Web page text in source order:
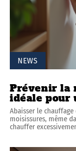
NEWS
Prévenir la
idéale pour
Abaisser le
moisissures, même
chauffer